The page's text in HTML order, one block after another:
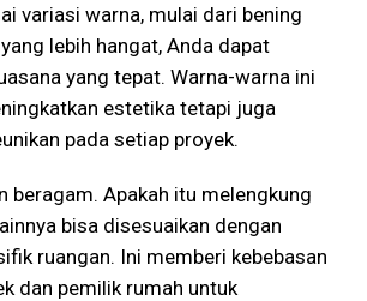
variasi warna, mulai dari bening
lebih hangat, Anda dapat
yang tepat. Warna-warna ini
estetika tetapi juga
pada setiap proyek.
beragam. Apakah itu melengkung
bisa disesuaikan dengan
ruangan. Ini memberi kebebasan
dan pemilik rumah untuk